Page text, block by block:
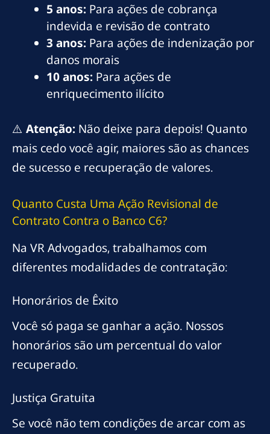
5 anos: Para ações de cobrança
indevida e revisão de contrato
3 anos: Para ações de indenização por
danos morais
10 anos: Para ações de
enriquecimento ilícito
⚠️ Atenção: Não deixe para depois! Quanto
mais cedo você agir, maiores são as chances
de sucesso e recuperação de valores.
Quanto Custa Uma Ação Revisional de
Contrato Contra o Banco C6?
Na VR Advogados, trabalhamos com
diferentes modalidades de contratação:
Honorários de Êxito
Você só paga se ganhar a ação. Nossos
honorários são um percentual do valor
recuperado.
Justiça Gratuita
Se você não tem condições de arcar com as